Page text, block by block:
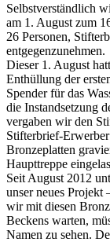
Selbstverständlich
am 1. August zum
26 Personen,
entgegenzunehmen.
Dieser 1. August
Enthüllung der
Spender für das
die Instandsetzung
vergaben wir den
Stifterbrief-
Bronzeplatten
Haupttreppe
Seit August 2012
unser neues Projekt
wir mit diesen
Beckens warten,
Namen zu sehen.